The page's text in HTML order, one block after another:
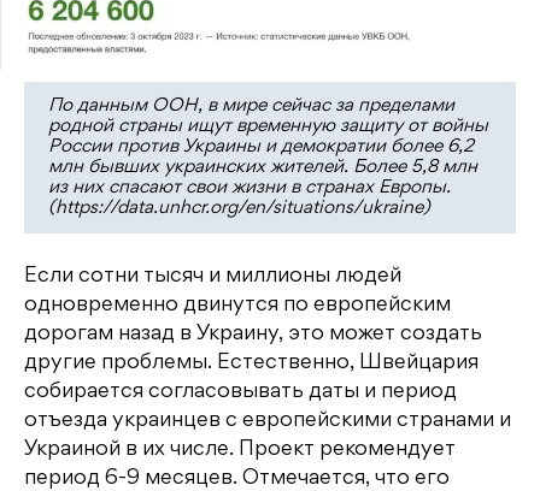
По данным ООН, в мире сейчас за пределами
родной страны ищут временную защиту от войны
России против Украины и демократии более 6,2
млн бывших украинских жителей. Более 5,8 млн
из них спасают свои жизни в странах Европы.
(https://data.unhcr.org/en/situations/ukraine)
Если сотни тысяч и миллионы людей
одновременно двинутся по европейским
дорогам назад в Украину, это может создать
другие проблемы. Естественно, Швейцария
собирается согласовывать даты и период
отъезда украинцев с европейскими странами и
Украиной в их числе. Проект рекомендует
период 6-9 месяцев. Отмечается, что его